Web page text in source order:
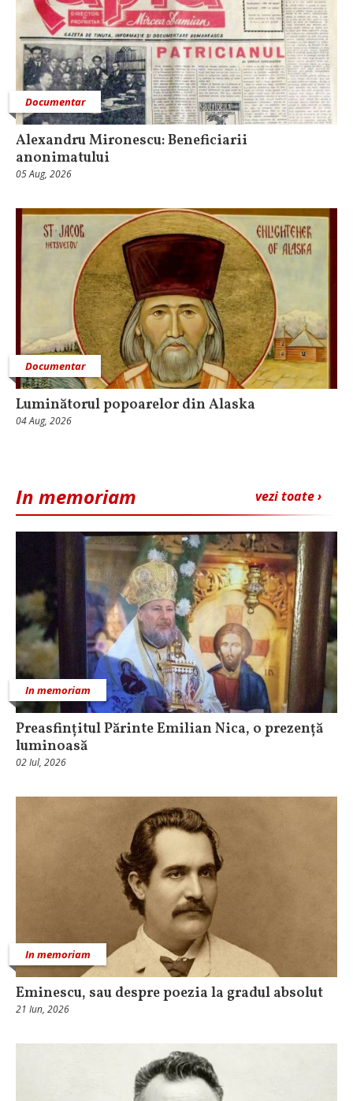
Documentar
Alexandru Mironescu: Beneficiarii
anonimatului
05 Aug, 2026
Documentar
Luminătorul popoarelor din Alaska
04 Aug, 2026
vezi toate ›
In memoriam
In memoriam
Preasfințitul Părinte Emilian Nica, o prezență
luminoasă
02 Iul, 2026
In memoriam
Eminescu, sau despre poezia la gradul absolut
21 Iun, 2026